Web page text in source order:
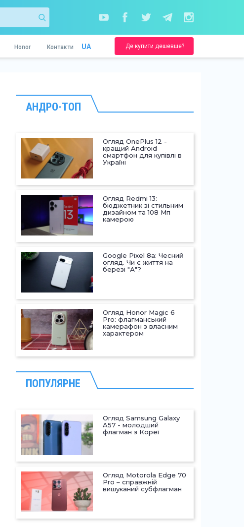
Honor Контакти UA Де купити дешевше?
АНДРО-ТОП
Огляд OnePlus 12 -
кращий Android
смартфон для купівлі в
Україні
Огляд Redmi 13:
бюджетник зі стильним
дизайном та 108 Мп
камерою
Google Pixel 8a: Чесний
огляд. Чи є життя на
березі "А"?
Огляд Honor Magic 6
Pro: флагманський
камерафон з власним
характером
ПОПУЛЯРНЕ
Огляд Samsung Galaxy
A57 - молодший
флагман з Кореї
Огляд Motorola Edge 70
Pro – справжній
вишуканий субфлагман